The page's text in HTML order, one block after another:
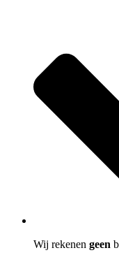
Wij rekenen geen